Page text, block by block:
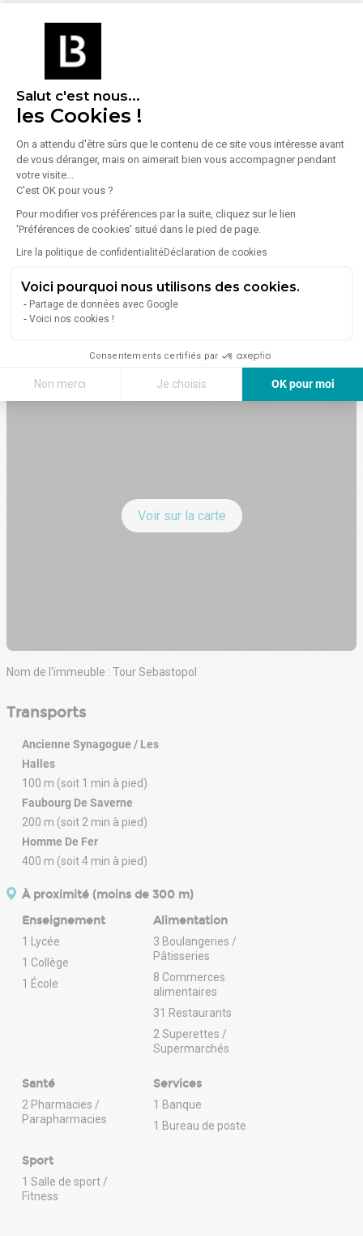
Salut c'est nous...
les Cookies !
On a attendu d'être sûrs que le contenu de ce site vous intéresse avant
de vous déranger, mais on aimerait bien vous accompagner pendant
votre visite...
C'est OK pour vous ?
Pour modifier vos préférences par la suite, cliquez sur le lien
'Préférences de cookies' situé dans le pied de page.
Lire la politique de confidentialitéDéclaration de cookies
Voici pourquoi nous utilisons des cookies.
Partage de données avec Google
Voici nos cookies !
Consentements certifiés par
Non merci Je choisis
OK pour moi
Type de bien
Disponibilité
Caractéristiques
Accès mobilité réduite
Cuisine
Climatisation
Emplacement
Strasbourg 67000
Voir sur la carte
Nom de l'immeuble : Tour Sebastopol
Transports
Ancienne Synagogue / Les
Halles
100 m (soit 1 min à pied)
Faubourg De Saverne
200 m (soit 2 min à pied)
Homme De Fer
400 m (soit 4 min à pied)
À proximité (moins de 300 m)
Enseignement
1 Lycée
1 Collège
1 École
Alimentation
3 Boulangeries /
Pâtisseries
8 Commerces
alimentaires
31 Restaurants
2 Superettes /
Supermarchés
Santé
2 Pharmacies /
Parapharmacies
Services
1 Banque
1 Bureau de poste
Sport
1 Salle de sport /
Fitness